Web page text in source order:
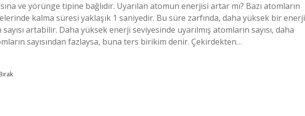
ve yörünge tipine bağlıdır. Uyarılan atomun enerjisi artar mı? Bazı atomların
kalma süresi yaklaşık 1 saniyedir. Bu süre zarfında, daha yüksek bir enerji
artabilir. Daha yüksek enerji seviyesinde uyarılmış atomların sayısı, daha
sayısından fazlaysa, buna ters birikim denir. Çekirdekten…